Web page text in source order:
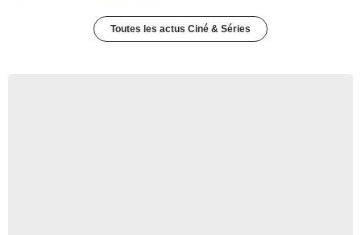
Toutes les actus Ciné & Séries